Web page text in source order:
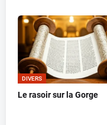
DIVERS
Le rasoir sur la Gorge